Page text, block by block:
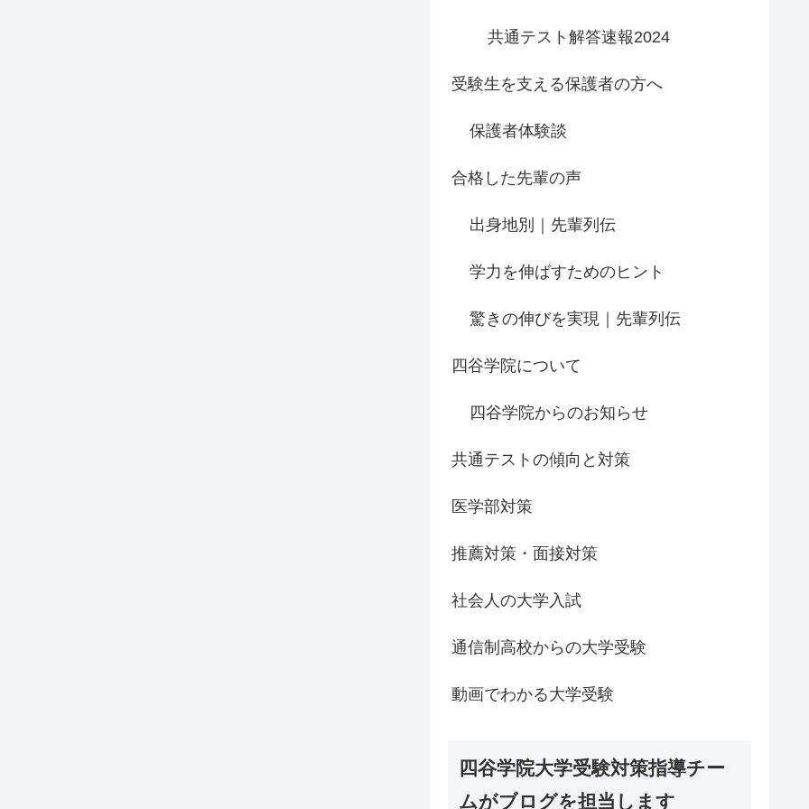
共通テスト解答速報2024
受験生を支える保護者の方へ
保護者体験談
合格した先輩の声
出身地別｜先輩列伝
学力を伸ばすためのヒント
驚きの伸びを実現｜先輩列伝
四谷学院について
四谷学院からのお知らせ
共通テストの傾向と対策
医学部対策
推薦対策・面接対策
社会人の大学入試
通信制高校からの大学受験
動画でわかる大学受験
四谷学院大学受験対策指導チー
ムがブログを担当します